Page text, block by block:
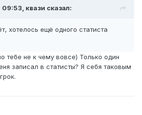
квази сказал:
хотелось ещё одного статиста
тебе не к чему вовсе) Только один
записал в статисты? Я себя таковым